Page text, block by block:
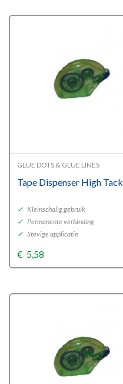
GLUE DOTS & GLUE LINES
Tape Dispenser High Tack
✓ Kleinschalig gebruik
✓ Permanente verbinding
✓ Stevige applicatie
€ 5,58